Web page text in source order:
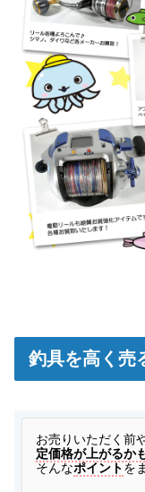
釣具を高く売
お売りいただく前
定価格が上がるか
そんなポイントを